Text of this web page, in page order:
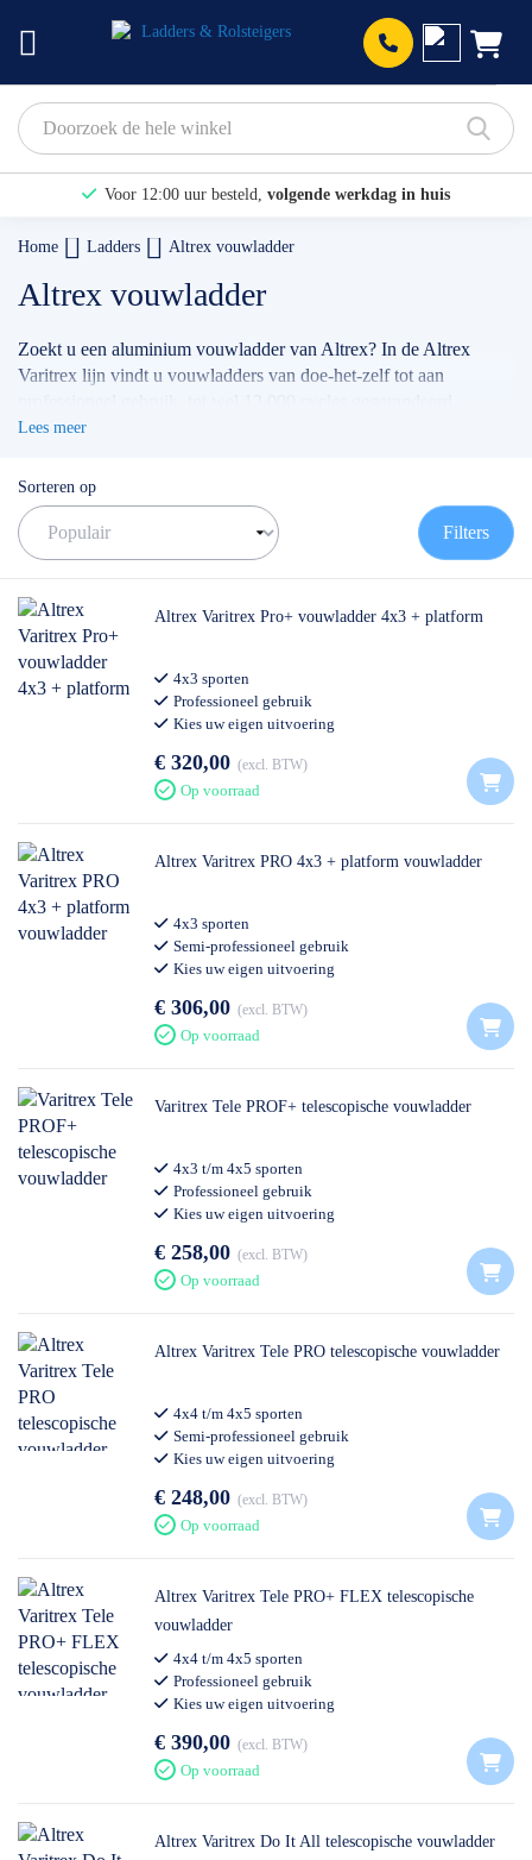
Voor 12:00 uur besteld, volgende werkdag in huis
Bekijk hier onze Actiepagina
Binnen 1 dag een
Home Ladders Altrex vouwladder
Altrex vouwladder
Zoekt u een aluminium vouwladder van Altrex? In de Altrex
Varitrex lijn vindt u vouwladders van doe-het-zelf tot aan
Favoriet onder onze klanten is de
✅ Gratis verzending binnen Nederland (v.a. € 200)
✅ Hulp nodig? Bel
0511 - 40 25 64
Lees meer
Sorteren op
Filters
Altrex Varitrex Pro+ vouwladder 4x3 + platform
4x3 sporten
Professioneel gebruik
Kies uw eigen uitvoering
€ 320,00 excl. BTW
Op voorraad
Altrex Varitrex PRO 4x3 + platform vouwladder
4x3 sporten
Semi-professioneel gebruik
Kies uw eigen uitvoering
€ 306,00 excl. BTW
Op voorraad
Varitrex Tele PROF+ telescopische vouwladder
4x3 t/m 4x5 sporten
Professioneel gebruik
Kies uw eigen uitvoering
€ 258,00 excl. BTW
Op voorraad
Altrex Varitrex Tele PRO telescopische vouwladder
4x4 t/m 4x5 sporten
Semi-professioneel gebruik
Kies uw eigen uitvoering
€ 248,00 excl. BTW
Op voorraad
Altrex Varitrex Tele PRO+ FLEX telescopische
vouwladder
4x4 t/m 4x5 sporten
Professioneel gebruik
Kies uw eigen uitvoering
€ 390,00 excl. BTW
Op voorraad
Altrex Varitrex Do It All telescopische vouwladder